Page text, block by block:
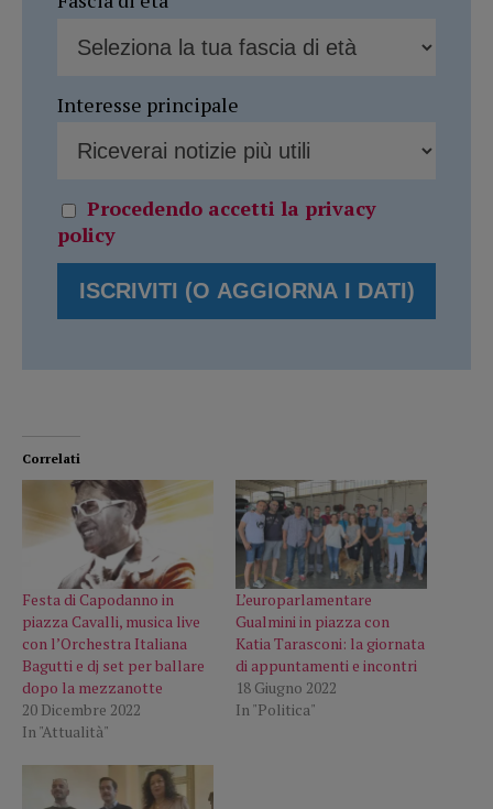
Interesse principale
Procedendo accetti la privacy
policy
Correlati
Festa di Capodanno in
piazza Cavalli, musica live
con l’Orchestra Italiana
Bagutti e dj set per ballare
dopo la mezzanotte
20 Dicembre 2022
In "Attualità"
L’europarlamentare
Gualmini in piazza con
Katia Tarasconi: la giornata
di appuntamenti e incontri
18 Giugno 2022
In "Politica"